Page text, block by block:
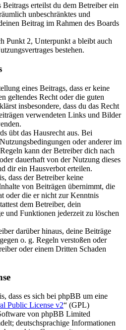
erteilst du dem Betreiber ein
unbeschränktes und
Beitrag im Rahmen des Boards
Punkt 2, Unterpunkt a bleibt auch
bestehen.
eines Beitrags, dass er keine
geltendes Recht oder die guten
insbesondere, dass du das Recht
verwendeten Links und Bilder
übt das Hausrecht aus. Bei
oder anderer im
kann der Betreiber dich nach
dauerhaft von der Nutzung dieses
dir ein Hausverbot erteilen.
dass der Betreiber keine
von Beiträgen übernimmt, die
oder die er nicht zur Kenntnis
dem Betreiber, dein
und Funktionen jederzeit zu löschen
darüber hinaus, deine Beiträge
o. g. Regeln verstoßen oder
oder einem Dritten Schaden
dass es sich bei phpBB um eine
Public License v2“ (GPL)
von phpBB Limited
deutschsprachige Informationen